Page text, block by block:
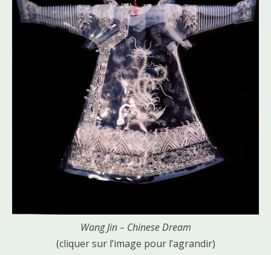
Wang Jin – Chinese Dream
(cliquer sur l’image pour l’agrandir)